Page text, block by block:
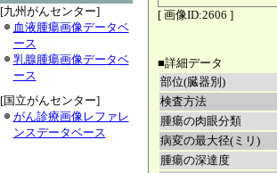
[九州がんセンター]
血液腫瘍画像データベ
ース
乳腺腫瘍画像データベ
ース
[国立がんセンター]
がん診療画像レファレ
ンスデータベース
[ 画像ID:2606 ]
■詳細データ
部位(臓器別)
検査方法
腫瘍の肉眼分類
病変の最大径(ミリ)
腫瘍の深達度